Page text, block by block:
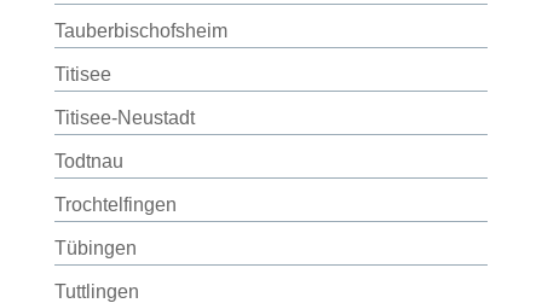
Tauberbischofsheim
Titisee
Titisee-Neustadt
Todtnau
Trochtelfingen
Tübingen
Tuttlingen